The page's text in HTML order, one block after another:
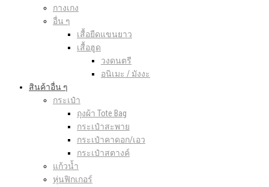
กางเกง
อื่น ๆ
เสื้อยืดแขนยาว
เสื้อฮูด
วงดนตรี
อนิเมะ / มังงะ
สินค้าอื่น ๆ
กระเป๋า
ถุงผ้า Tote Bag
กระเป๋าสะพาย
กระเป๋าคาดอก/เอว
กระเป๋าสตางค์
แก้วน้ำ
หุ่นฟิกเกอร์